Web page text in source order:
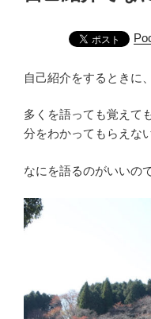
自己紹介をするときに
多くを語っても覚えて
分をわかってもらえな
なにを語るのがいいの